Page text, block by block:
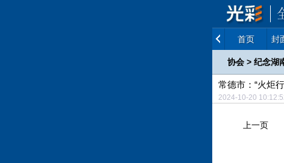
首页 封
协会 > 纪念湖
常德市：“火炬
2024-10-20
上一页